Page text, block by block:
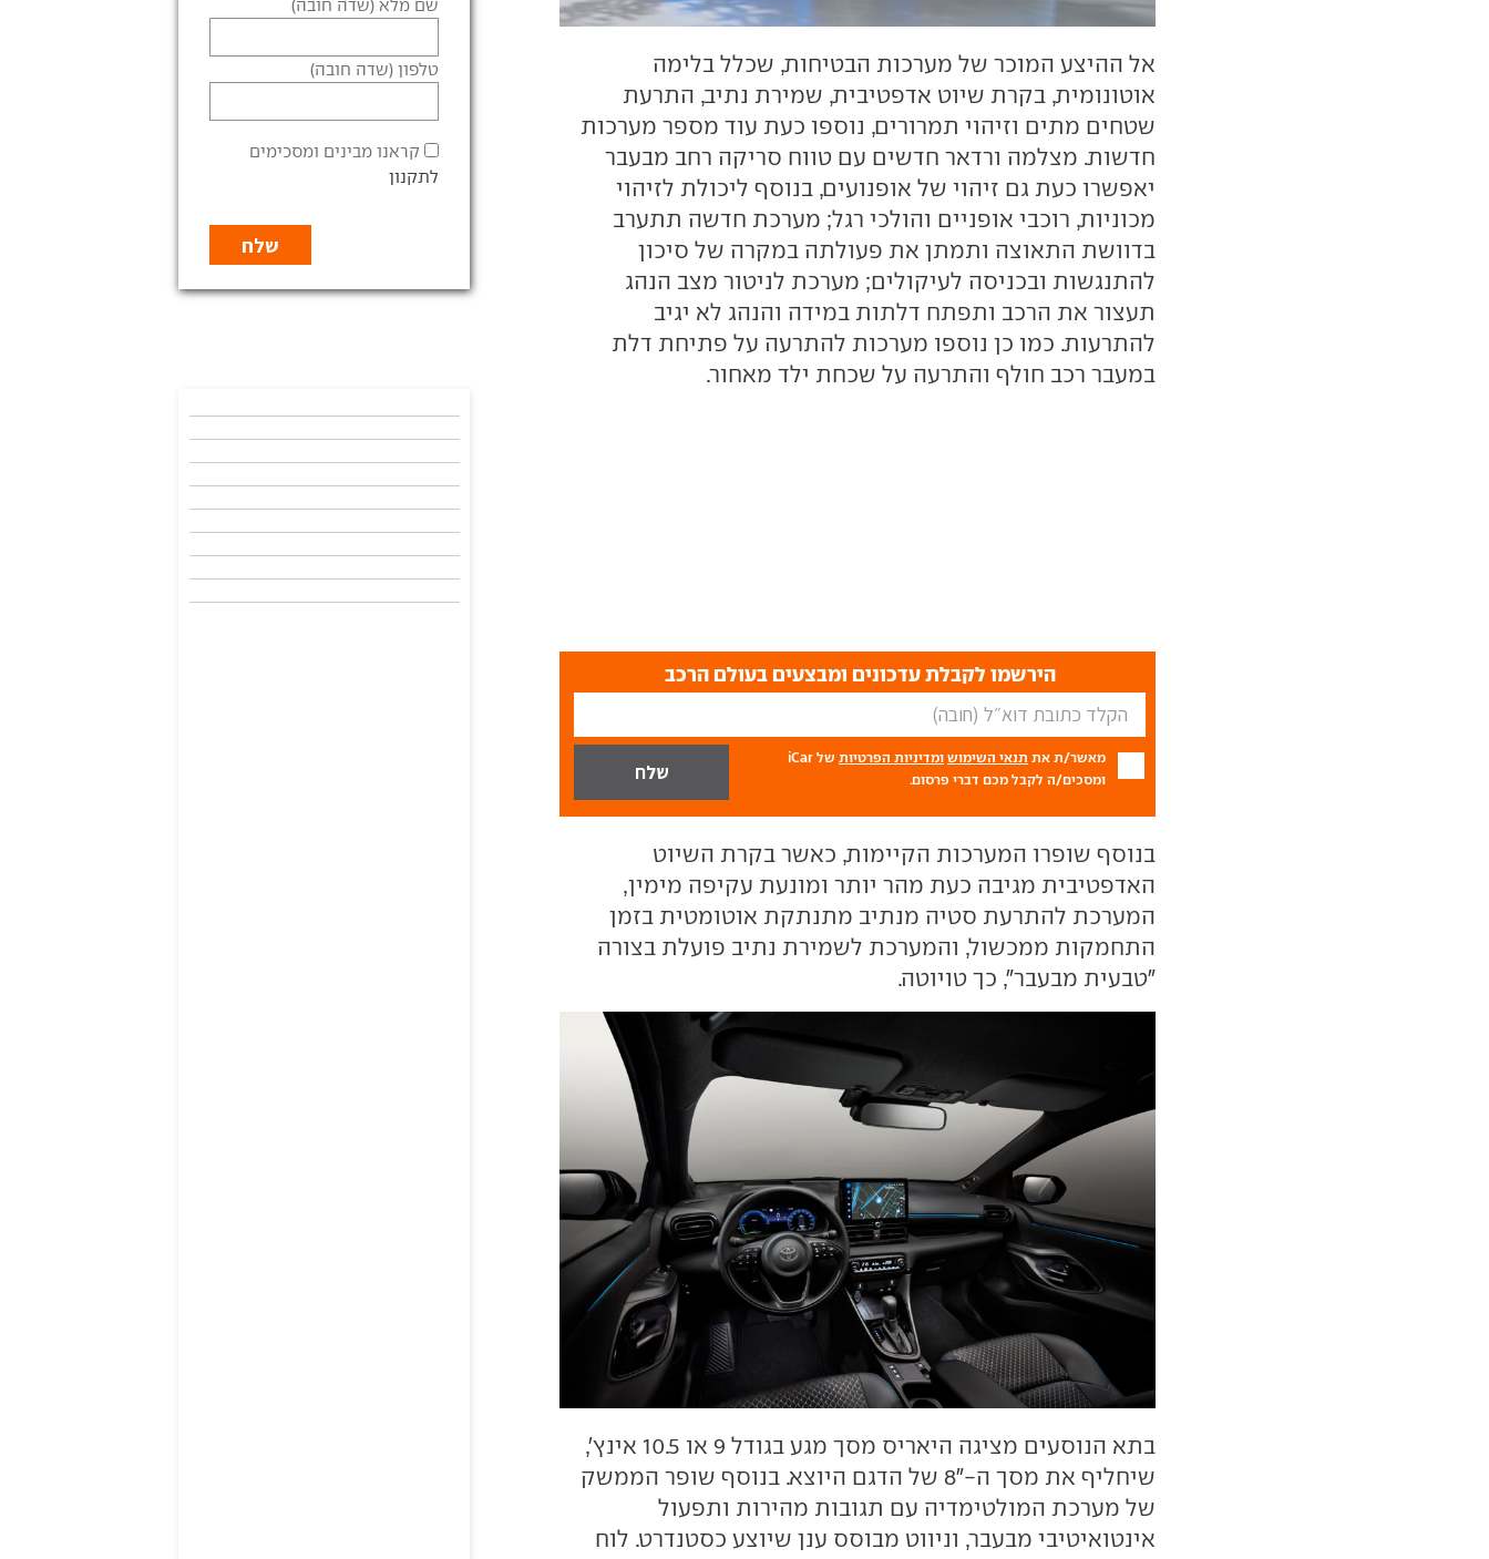
אל ההיצע המוכר של מערכות הבטיחות, שכלל בלימה
אוטונומית, בקרת שיוט אדפטיבית, שמירת נתיב, התרעת
שטחים מתים וזיהוי תמרורים, נוספו כעת עוד מספר מערכות
חדשות. מצלמה ורדאר חדשים עם טווח סריקה רחב מבעבר
יאפשרו כעת גם זיהוי של אופנועים, בנוסף ליכולת לזיהוי
מכוניות, רוכבי אופניים והולכי רגל; מערכת חדשה תתערב
בדוושת התאוצה ותמתן את פעולתה במקרה של סיכון
להתנגשות ובכניסה לעיקולים; מערכת לניטור מצב הנהג
תעצור את הרכב ותפתח דלתות במידה והנהג לא יגיב
להתרעות. כמו כן נוספו מערכות להתרעה על פתיחת דלת
במעבר רכב חולף והתרעה על שכחת ילד מאחור.
הירשמו לקבלת עדכונים ומבצעים בעולם הרכב
מאשר/ת את תנאי השימוש ומדיניות הפרטיות
של iCar
ומסכים/ה לקבל מכם דברי פרסום.
בנוסף שופרו המערכות הקיימות, כאשר בקרת השיוט
האדפטיבית מגיבה כעת מהר יותר ומונעת עקיפה מימין,
המערכת להתרעת סטיה מנתיב מתנתקת אוטומטית בזמן
התחמקות ממכשול, והמערכת לשמירת נתיב פועלת בצורה
"טבעית מבעבר", כך טויוטה.
בתא הנוסעים מציגה היאריס מסך מגע בגודל 9 או 10.5 אינץ',
שיחליף את מסך ה-"8 של הדגם היוצא. בנוסף שופר הממשק
של מערכת המולטימדיה עם תגובות מהירות ותפעול
אינטואיטיבי מבעבר, וניווט מבוסס ענן שיוצע כסטנדרט. לוח
שם מלא (שדה חובה)
טלפון (שדה חובה)
קראנו מבינים ומסכימים
לתקנון